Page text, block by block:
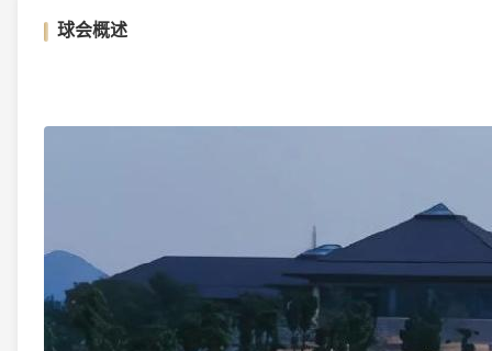
球会概述